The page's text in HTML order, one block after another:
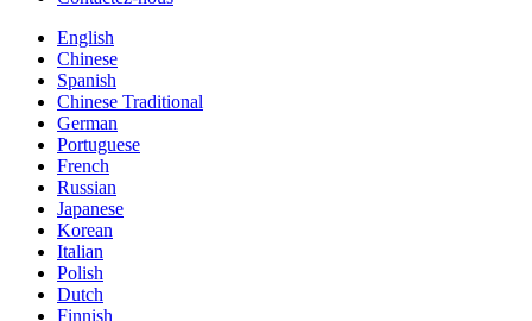
English
Chinese
Spanish
Chinese Traditional
German
Portuguese
French
Russian
Japanese
Korean
Italian
Polish
Dutch
Finnish